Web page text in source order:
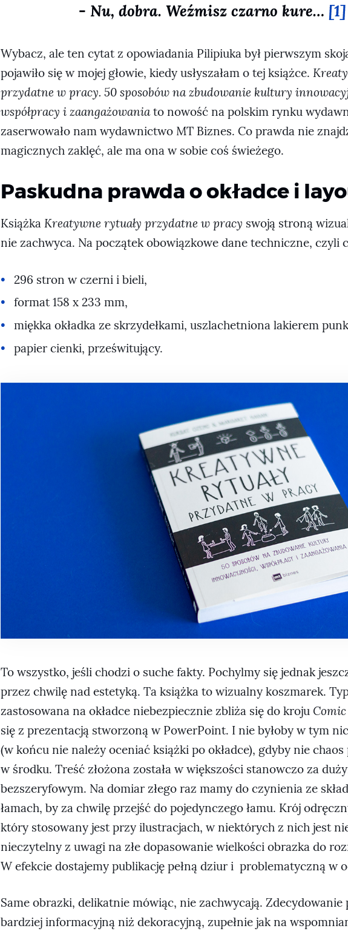
- Nu, dobra. Weźmisz czarno kure… [1]
Wybacz, ale ten cytat z opowiadania Pilipiuka był pierwszym
pojawiło się w mojej głowie, kiedy usłyszałam o tej książce.
przydatne w pracy. 50 sposobów na zbudowanie kultury
współpracy i zaangażowaniato nowość na polskim rynku
zaserwowało nam wydawnictwo MT Biznes. Co prawda nie
magicznych zaklęć, ale ma ona w sobie coś świeżego.
Paskudna prawda o okładce i
Książka Kreatywne rytuały przydatne w pracy swoją stroną
nie zachwyca. Na początek obowiązkowe dane techniczne, czyli
296 stron w czerni i bieli,
format 158 x 233 mm,
miękka okładka ze skrzydełkami, uszlachetniona lakierem
papier cienki, prześwitujący.
To wszystko, jeśli chodzi o suche fakty. Pochylmy się jednak
przez chwilę nad estetyką. Ta książka to wizualny koszmarek.
zastosowana na okładce niebezpiecznie zbliża się do kroju
się z prezentacją stworzoną w PowerPoint. I nie byłoby w tym
(w końcu nie należy oceniać książki po okładce), gdyby nie chaos
w środku. Treść złożona została w większości stanowczo za
bezszeryfowym. Na domiar złego raz mamy do czynienia ze
łamach, by za chwilę przejść do pojedynczego łamu. Krój
który stosowany jest przy ilustracjach, w niektórych z nich jest
nieczytelny z uwagi na złe dopasowanie wielkości obrazka do
W efekcie dostajemy publikację pełną dziur i problematyczną w
Same obrazki, delikatnie mówiąc, nie zachwycają. Zdecydowanie
bardziej informacyjną niż dekoracyjną, zupełnie jak na